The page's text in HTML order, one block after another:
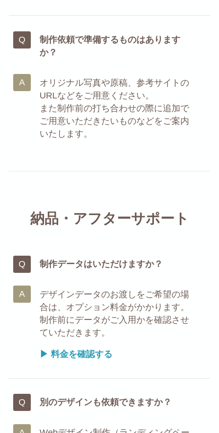
制作依頼で準備するものはあります
か？
オリジナル写真や原稿、参考サイトの
URLなどをご用意ください。
また制作前の打ち合わせの際に追加で
ご用意いただきたいものなどをご案内
いたします。
納品・アフターサポート
制作データはいただけますか？
デザインデータのお渡しをご希望の場
合は、オプション料金がかかります。
制作前にデータがご入用かを確認させ
ていただきます。
▶ 料金を確認する
別のデザインも依頼できますか？